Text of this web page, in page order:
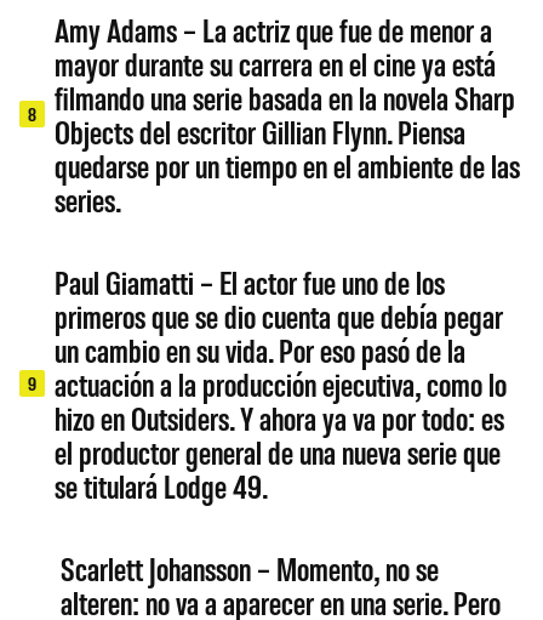
8
Amy Adams – La actriz que fue de menor a
mayor durante su carrera en el cine ya está
filmando una serie basada en la novela Sharp
Objects del escritor Gillian Flynn. Piensa
quedarse por un tiempo en el ambiente de las
series.
9
Paul Giamatti – El actor fue uno de los
primeros que se dio cuenta que debía pegar
un cambio en su vida. Por eso pasó de la
actuación a la producción ejecutiva, como lo
hizo en Outsiders. Y ahora ya va por todo: es
el productor general de una nueva serie que
se titulará Lodge 49.
Scarlett Johansson – Momento, no se
alteren: no va a aparecer en una serie. Pero